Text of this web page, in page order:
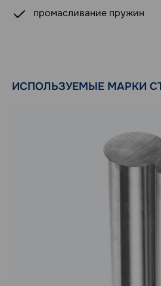
промасливание пружин
ИСПОЛЬЗУЕМЫЕ МАРКИ